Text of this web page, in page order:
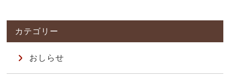
おしらせ